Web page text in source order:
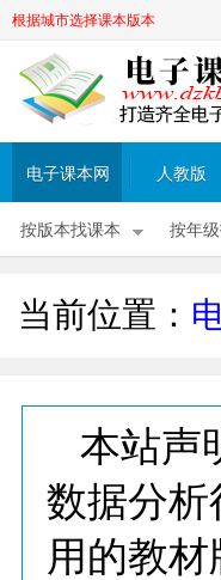
根据城市选择课本版本
电子课本网 人教版
按版本找课本 按年
当前位置：
本站声
数据分析
用的教